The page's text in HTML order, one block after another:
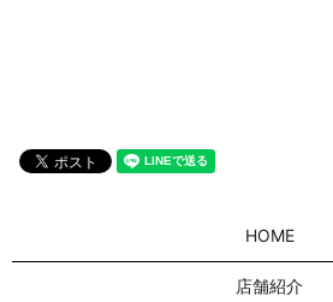
HOME
店舗紹介